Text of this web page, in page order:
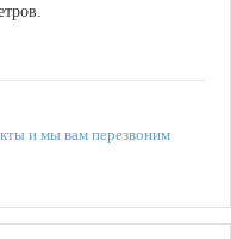
и мы вам перезвоним